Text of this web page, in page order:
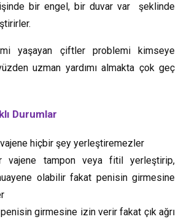
bir engel, bir duvar var şeklinde
yaşayan çiftler problemi kimseye
uzman yardımı almakta çok geç
Durumlar
vajene hiçbir şey yerleştiremezler
vajene tampon veya fitil yerleştirip,
olabilir fakat penisin girmesine
penisin girmesine izin verir fakat çık ağrı